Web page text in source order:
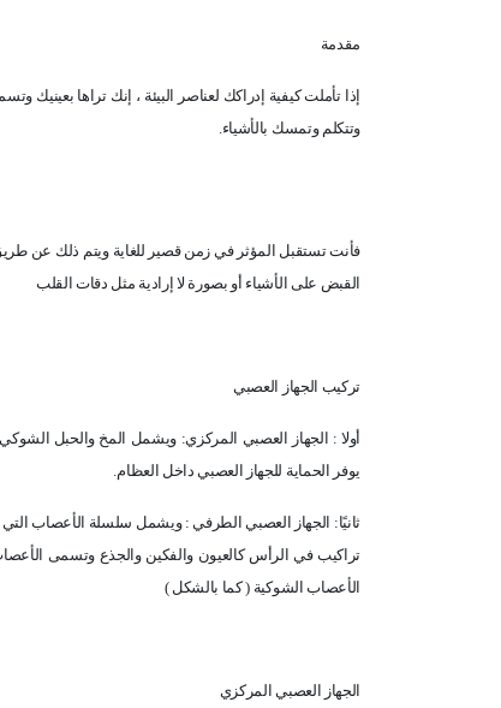
مقدمة
إذا تأملت كيفية إدراكك لعناصر البيئة ، إنك تراها بعينيك
وتتكلم وتمسك بالأشياء.
فأنت تستقبل المؤثر في زمن قصير للغاية ويتم ذلك عن
القبض على الأشياء أو بصورة لا إرادية مثل دقات القلب
تركيب الجهاز العصبي
أولا : الجهاز العصبي المركزي: ويشمل المخ والحبل
يوفر الحماية للجهاز العصبي داخل العظام.
ثانيًا: الجهاز العصبي الطرفي : ويشمل سلسلة الأعصاب
تراكيب في الرأس كالعيون والفكين والجذع وتسمى
الأعصاب الشوكية ( كما بالشكل )
الجهاز العصبي المركزي